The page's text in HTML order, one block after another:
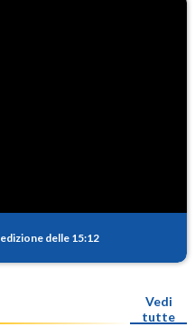
edizione delle 15:12
Vedi
tutte